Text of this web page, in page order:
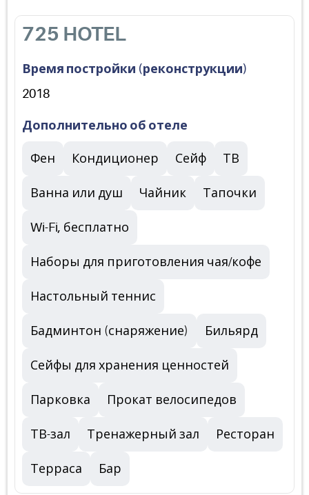
725 HOTEL
Время постройки (реконструкции)
2018
Дополнительно об отеле
Фен Кондиционер Сейф ТВ
Ванна или душ Чайник Тапочки
Wi-Fi, бесплатно
Наборы для приготовления чая/кофе
Настольный теннис
Бадминтон (снаряжение) Бильярд
Сейфы для хранения ценностей
Парковка Прокат велосипедов
ТВ-зал Тренажерный зал Ресторан
Терраса Бар